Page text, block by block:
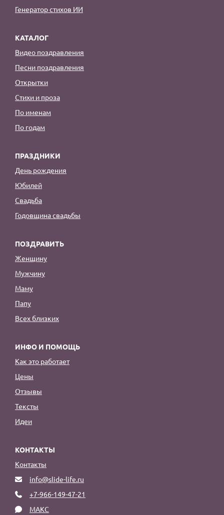
Генератор стихов ИИ
КАТАЛОГ
Видео поздравления
Песни поздравления
Открытки
Стихи и проза
По именам
По годам
ПРАЗДНИКИ
День рождения
Юбилей
Свадьба
Годовщина свадьбы
ПОЗДРАВИТЬ
Женщину
Мужчину
Маму
Папу
Всех близких
ИНФО И ПОМОЩЬ
Как это работает
Цены
Отзывы
Тексты
Идеи
КОНТАКТЫ
Контакты
info@slide-life.ru
+7-966-149-47-21
МАКС